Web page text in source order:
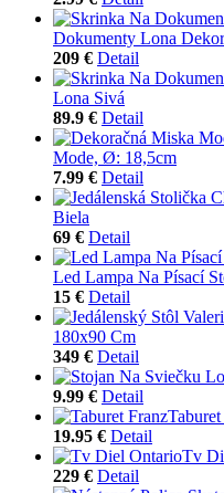
Dokumenty Lona
209 € Detail
Lona Sivá
89.9 € Detail
Mode, Ø: 18,5cm
7.99 € Detail
Biela
69 € Detail
Led Lampa Na Písací
15 € Detail
180x90 Cm
349 € Detail
9.99 € Detail
19.95 € Detail
Tv
229 € Detail